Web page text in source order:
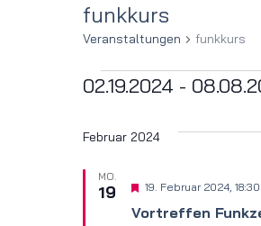
funkkurs
Veranstaltungen funkkurs
02.19.2024 -
wählen.
Februar 2024
MO.
19
Vortreffen
Hervorgehoben
19. Februar 2024, 18:30